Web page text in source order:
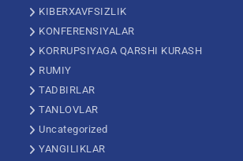
KIBERXAVFSIZLIK
KONFERENSIYALAR
KORRUPSIYAGA QARSHI KURASH
RUMIY
TADBIRLAR
TANLOVLAR
Uncategorized
YANGILIKLAR